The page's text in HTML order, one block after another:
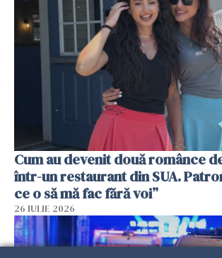
Cum au devenit două românce
într-un restaurant din SUA.
ce o să mă fac fără voi”
26 IULIE 2026